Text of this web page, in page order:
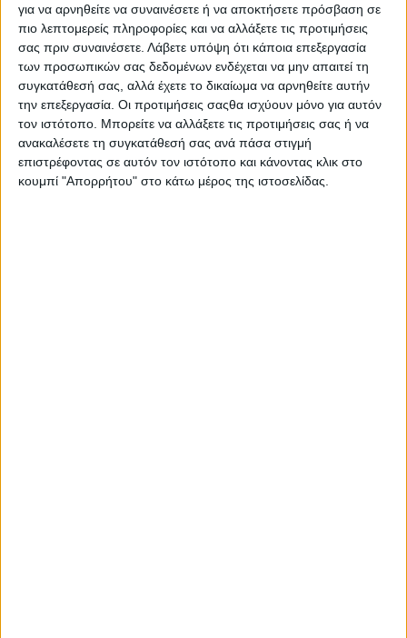
για να αρνηθείτε να συναινέσετε ή να αποκτήσετε πρόσβαση σε
πιο λεπτομερείς πληροφορίες και να αλλάξετε τις προτιμήσεις
σας πριν συναινέσετε. Λάβετε υπόψη ότι κάποια επεξεργασία
των προσωπικών σας δεδομένων ενδέχεται να μην απαιτεί τη
συγκατάθεσή σας, αλλά έχετε το δικαίωμα να αρνηθείτε αυτήν
την επεξεργασία. Οι προτιμήσεις σαςθα ισχύουν μόνο για αυτόν
τον ιστότοπο. Μπορείτε να αλλάξετε τις προτιμήσεις σας ή να
ανακαλέσετε τη συγκατάθεσή σας ανά πάσα στιγμή
επιστρέφοντας σε αυτόν τον ιστότοπο και κάνοντας κλικ στο
κουμπί "Απορρήτου" στο κάτω μέρος της ιστοσελίδας.
Ελλάδα: νέες αποκαλύψεις και
προσεγγίσεις στην Ιστοριογραφία